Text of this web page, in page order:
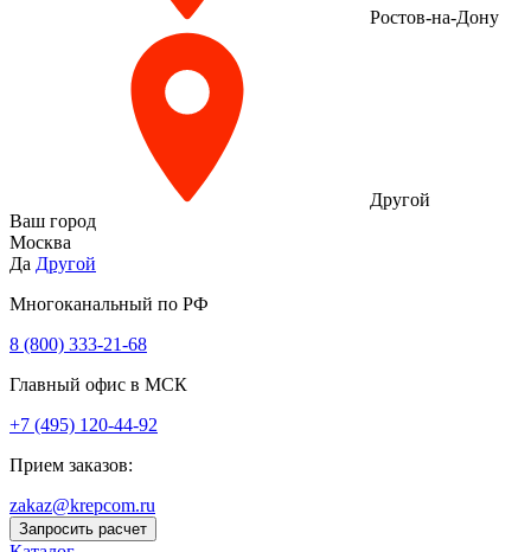
Ростов-на-Дону
Другой
Ваш город
Москва
Да Другой
Многоканальный по РФ
8 (800) 333‑21-68
Главный офис в МСК
+7 (495) 120-44-92
Прием заказов:
zakaz@krepcom.ru
Запросить расчет